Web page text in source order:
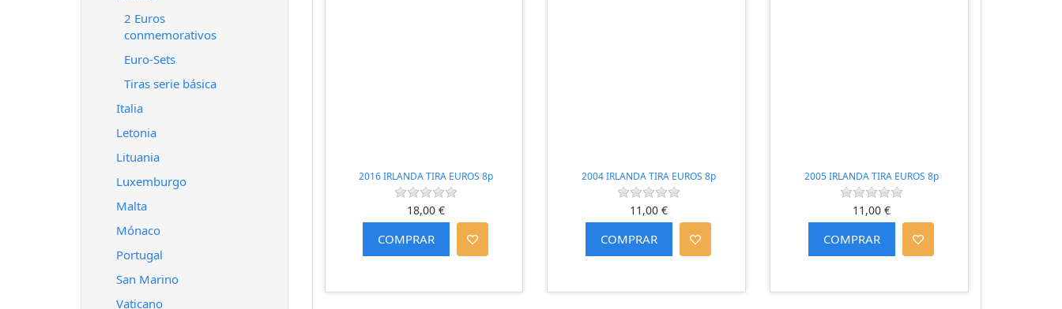
2 Euros
conmemorativos
Euro-Sets
Tiras serie básica
Italia
Letonia
Lituania
Luxemburgo
Malta
Mónaco
Portugal
San Marino
Vaticano
2016 IRLANDA TIRA EUROS 8p
18,00 €
2004 IRLANDA TIRA EUROS 8p
11,00 €
2005 IRLANDA TIRA EUROS 8p
11,00 €